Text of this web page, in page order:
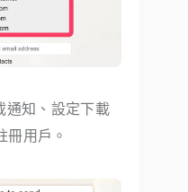
通知、設定下載
冊用戶。